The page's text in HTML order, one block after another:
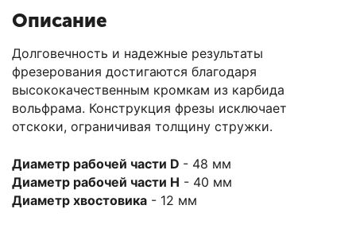
Описание
Долговечность и надежные результаты
фрезерования достигаются благодаря
высококачественным кромкам из карбида
вольфрама. Конструкция фрезы исключает
отскоки, ограничивая толщину стружки.
Диаметр рабочей части D - 48 мм
Диаметр рабочей части H - 40 мм
Диаметр хвостовика - 12 мм